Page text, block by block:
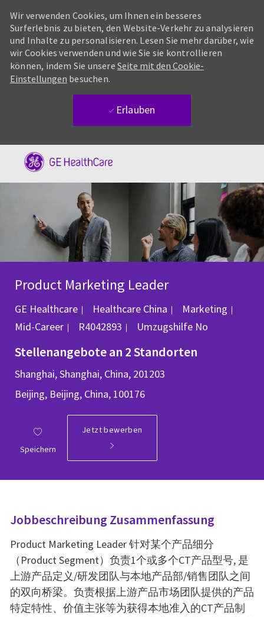
Wir verwenden Cookies, um Ihnen ein besseres
Surferlebnis zu bieten, den Website-Verkehr zu analysieren
und Inhalte zu personalisieren. Lesen Sie mehr darüber, wie
wir Cookies verwenden und wie Sie sie kontrollieren
können, indem Sie unsere Seite mit den Cookie-
Einstellungen besuchen.
Erlauben
Product Marketing Leader
GE Healthcare Healthcare China Kategorie
Marketing
Mid-Career
Job-ID
R4042893 Umzugshilfe No
Stellenangebote an 2 Standorten
Shanghai, Shanghai, China, 201203
Beijing, Beijing, China, 100176
Speichern
Jetzt bewerben
Jobbeschreibung Zusammenfassung
Product Marketing Leader 针对某个产品细分
（Product Segment）负责1个或多个CT产品型号, 是
上游产品定义/研发团队与本地产品部/销售团队之间
的双向桥梁。负责根据上游产品市场团队提供的产品
特定特性、价值主张等为获得本地准入的CT产品制